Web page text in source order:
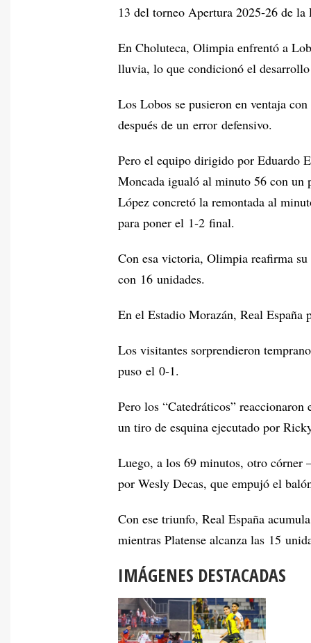
13 del torneo Apertura 2025‑26 de
En Choluteca, Olimpia enfrentó a
lluvia, lo que condicionó el
Los Lobos se pusieron en ventaja
después de un error defensivo.
Pero el equipo dirigido por Eduardo
Moncada igualó al minuto 56 con un
López concretó la remontada al
para poner el 1‑2 final.
Con esa victoria, Olimpia reafirma
con 16 unidades.
En el Estadio Morazán, Real España
Los visitantes sorprendieron
puso el 0‑1.
Pero los “Catedráticos”
un tiro de esquina ejecutado por
Luego, a los 69 minutos, otro
por Wesly Decas, que empujó el
Con ese triunfo, Real España
mientras Platense alcanza las 15
IMÁGENES DESTACADAS